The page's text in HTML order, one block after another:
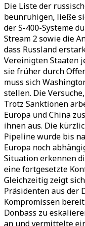
Die Liste der
beunruhigen, ließe
der S-400-Systeme
Stream 2 sowie die
dass Russland
Vereinigten Staaten
sie früher durch
muss sich
stellen. Die
Trotz Sanktionen
Europa und China
ihnen aus. Die
Pipeline wurde bis
Europa noch
Situation erkennen
eine fortgesetzte
Gleichzeitig zeigt
Präsidenten aus der
Kompromissen
Donbass zu
an und vermittelte